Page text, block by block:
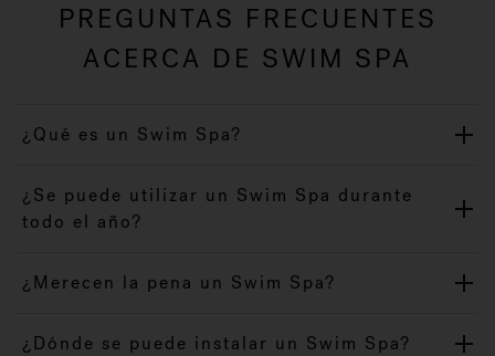
PREGUNTAS FRECUENTES
ACERCA DE SWIM SPA
¿Qué es un Swim Spa?
¿Se puede utilizar un Swim Spa durante
todo el año?
¿Merecen la pena un Swim Spa?
¿Dónde se puede instalar un Swim Spa?